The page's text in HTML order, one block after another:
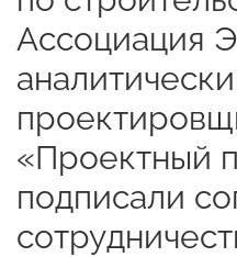
Ассоциация
«Проектный
подписали